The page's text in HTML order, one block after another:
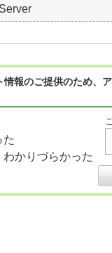
情報のご提供のため
た
かりづらかった